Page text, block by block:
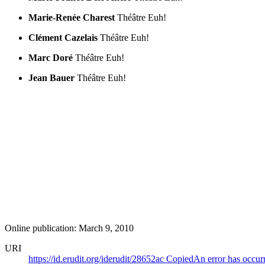
Marie-Renée Charest Théâtre Euh!
Clément Cazelais Théâtre Euh!
Marc Doré Théâtre Euh!
Jean Bauer Théâtre Euh!
Online publication: March 9, 2010
URI
https://id.erudit.org/iderudit/28652ac CopiedAn error has